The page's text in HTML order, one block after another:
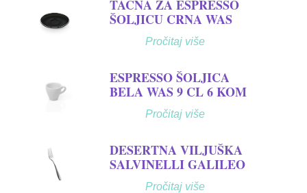
TACNA ZA ESPRESSO
ŠOLJICU CRNA WAS
Pročitaj više
ESPRESSO ŠOLJICA
BELA WAS 9 CL 6 KOM
Pročitaj više
DESERTNA VILJUŠKA
SALVINELLI GALILEO
Pročitaj više